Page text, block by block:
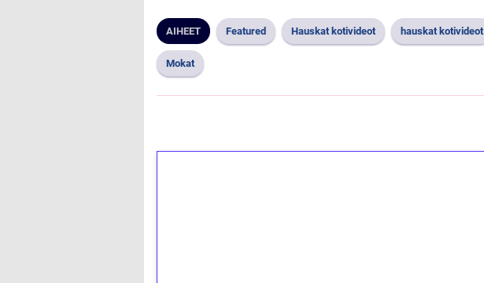
AIHEET Featured Hauskat kotivideot hauskat kotivideot
Mokat